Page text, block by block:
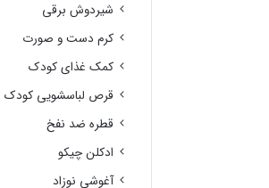
شیردوش برقی
کرم دست و صورت
کمک غذای کودک
قرص لباسشویی کودک
قطره ضد نفخ
ادکلن چیکو
آغوشی نوزاد